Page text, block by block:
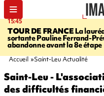
15:45
TOUR DE FRANCELa
sortante Pauline Ferrand-
abandonne avant la 8e étape
Accueil Saint-Leu Actualité
Saint-Leu -
des difficultés